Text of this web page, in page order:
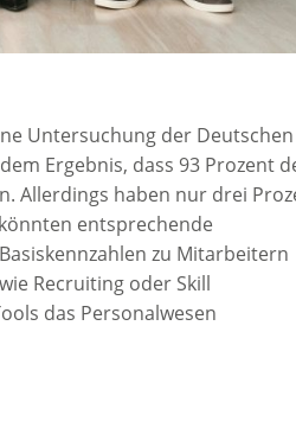
Untersuchung der Deutschen
Ergebnis, dass 93 Prozent
Allerdings haben nur drei
entsprechende
zu Mitarbeitern
Recruiting oder Skill
das Personalwesen